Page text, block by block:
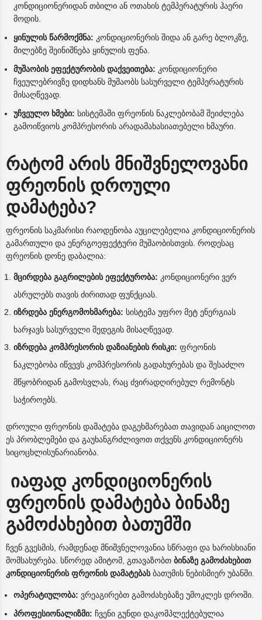
კონდიციონერიდან თბილი ან ოთახის ტემპერატურის ჰაერი
მოდის.
ყინულის წარმოქმნა: კონდიციონერის შიდა ან გარე ბლოკზე,
მილებზე შეინიშნება ყინულის ფენა.
მუშაობის ეფექტურობის დაქვეითება: კონდიციონერი
ჩვეულებრივზე დიდხანს მუშაობს სასურველი ტემპერატურის
მისაღწევად.
უჩვეულო ხმები: სისტემაში ფრეონის ნაკლებობამ შეიძლება
გამოიწვიოს კომპრესორის არადამახასიათებელი ხმაური.
რატომ არის მნიშვნელოვანი
ფრეონის დროული
დამატება?
ფრეონის საკმარისი რაოდენობა აუცილებელია კონდიციონერის
გამართული და ენერგოეფექტური მუშაობისთვის. როდესაც
ფრეონის დონე დაბალია:
მცირდება გაგრილების ეფექტურობა: კონდიციონერი ვერ
ასრულებს თავის ძირითად ფუნქციას.
იზრდება ენერგომოხმარება: სისტემა უფრო მეტ ენერგიას
ხარჯავს სასურველი შედეგის მისაღწევად.
იზრდება კომპრესორის დაზიანების რისკი: ფრეონის
ნაკლებობა იწვევს კომპრესორის გადახურებას და შესაძლო
მწყობრიდან გამოსვლას, რაც ძვირადღირებულ რემონტს
საჭიროებს.
დროული ფრეონის დამატება დაგეხმარებათ თავიდან აიცილოთ
ეს პრობლემები და გაუხანგრძლივოთ თქვენს კონდიციონერს
სიცოცხლისუნარიანობა.
იაფად კონდიციონერის
ფრეონის დამატება ბინაზე
გამოძახებით ბათუმში
ჩვენ გვესმის, რამდენად მნიშვნელოვანია სწრაფი და ხარისხიანი
მომსახურება. სწორედ ამიტომ, გთავაზობთ ბინაზე გამოძახებით
კონდიციონერის ფრეონის დამატებასბათუმის ნებისმიერ უბანში.
ოპერატიულობა: ვრეაგირებთ გამოძახებაზე უმოკლეს დროში.
პროფესიონალიზმი: ჩვენი გუნდი დაკომპლექტებულია